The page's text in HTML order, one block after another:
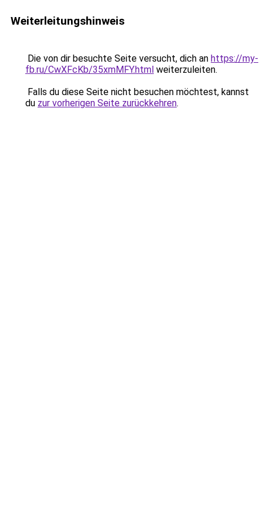
Weiterleitungshinweis
Die von dir besuchte Seite versucht, dich an https://my-
fb.ru/CwXFcKb/35xmMFY.html weiterzuleiten.
Falls du diese Seite nicht besuchen möchtest, kannst
du zur vorherigen Seite zurückkehren.